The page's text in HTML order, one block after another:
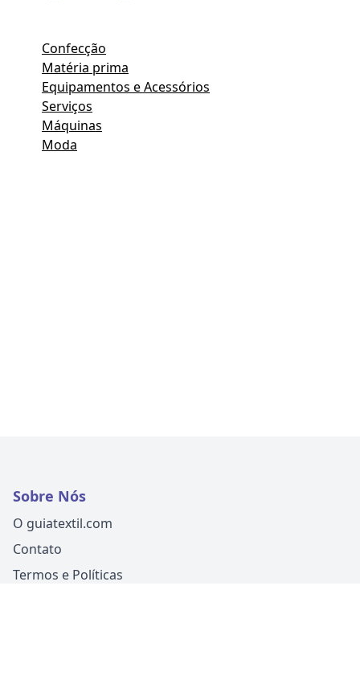
Confecção
Matéria prima
Equipamentos e Acessórios
Serviços
Máquinas
Moda
Sobre Nós
O guiatextil.com
Contato
Termos e Políticas